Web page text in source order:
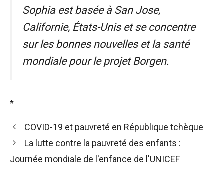
Sophia est basée à San Jose,
Californie, États-Unis et se concentre
sur les bonnes nouvelles et la santé
mondiale pour le projet Borgen.
*
COVID-19 et pauvreté en République tchèque
La lutte contre la pauvreté des enfants :
Journée mondiale de l'enfance de l'UNICEF